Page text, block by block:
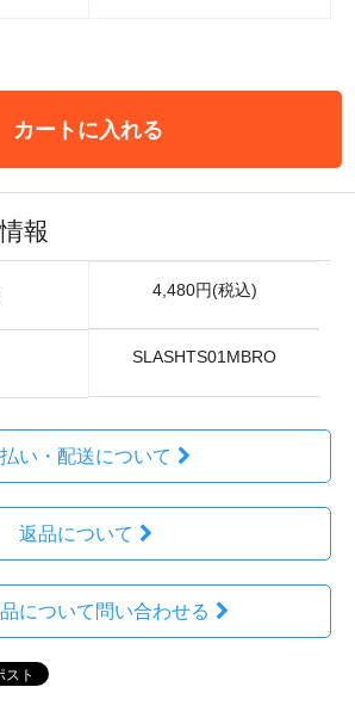
カートに入れる
報
4,480円(税込)
SLASHTS01MBRO
い・配送について
返品について
について問い合わせる